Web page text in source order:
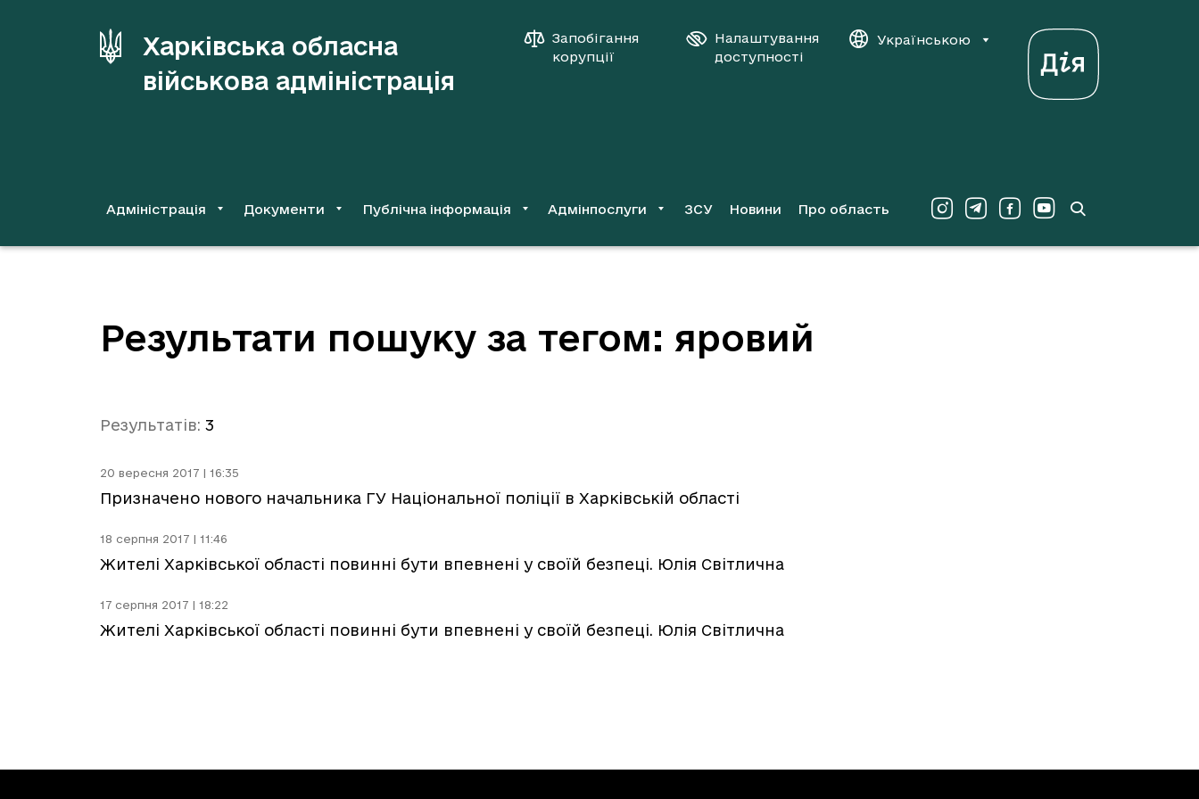
Харківська обласна
військова адміністрація
Запобігання
корупції
Налаштування
доступності
Українською
Адміністрація Документи Публічна інформація Адмінпослуги ЗСУ Новини Про область
Результати пошуку за тегом: яровий
Результатів: 3
20 вересня 2017 | 16:35
Призначено нового начальника ГУ Національної поліції в Харківській області
18 серпня 2017 | 11:46
Жителі Харківської області повинні бути впевнені у своїй безпеці. Юлія Світлична
17 серпня 2017 | 18:22
Жителі Харківської області повинні бути впевнені у своїй безпеці. Юлія Світлична